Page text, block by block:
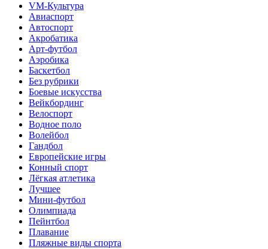
VM-Культура
Авиаспорт
Автоспорт
Акробатика
Арт-футбол
Аэробика
Баскетбол
Без рубрики
Боевые искусства
Вейкбординг
Велоспорт
Водное поло
Волейбол
Гандбол
Европейские игры
Конный спорт
Лёгкая атлетика
Лучшее
Мини-футбол
Олимпиада
Пейнтбол
Плавание
Пляжные виды спорта